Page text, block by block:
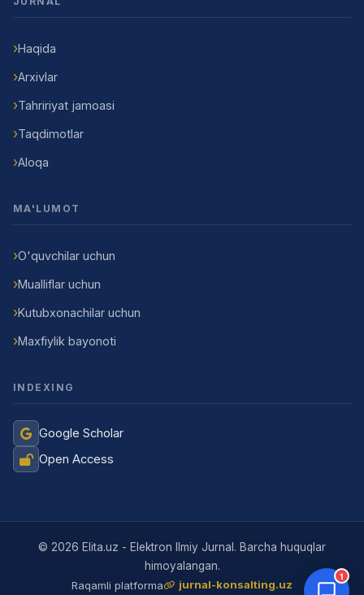
Haqida
Arxivlar
Tahririyat jamoasi
Taqdimotlar
Aloqa
MA'LUMOT
O'quvchilar uchun
Mualliflar uchun
Kutubxonachilar uchun
Maxfiylik bayonoti
INDEXING
Google Scholar
Open Access
© 2026 Elita.uz - Elektron Ilmiy Jurnal. Barcha huquqlar
himoyalangan.
Raqamli platforma
jurnal-konsalting.uz
1